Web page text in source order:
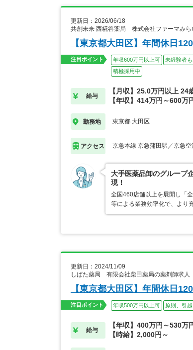
更新日：2026/06/18
共創未来 西糀谷薬局 株式会社ファーマみら
【東京都大田区】年間休日
注目ポイント 年収600万円以上可 未経験者
積極採用中
給与
【月収】25.0万円以上 24
【年収】414万円～600万
勤務地 東京都 大田区
アクセス 京急本線 京急蒲田駅／京急空
大手医薬品卸のグループ
現！
全国460店舗以上を展開し「
等による業務効率化で、より
更新日：2024/11/09
しばた薬局 有限会社柴田薬局の薬剤師求人
【東京都大田区】年間休日
注目ポイント 年収500万円以上可 原則、引
給与
【年収】400万円～530万
【時給】2,000円～